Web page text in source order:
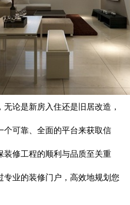
论是新房入住还是旧居改造，
个可靠、全面的平台来获取信
装修工程的顺利与品质至关重
业的装修门户，高效地规划您